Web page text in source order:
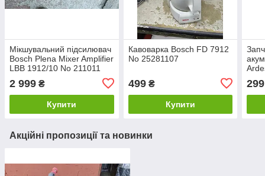
Мікшувальний підсилювач
Bosch Plena Mixer Amplifier
LBB 1912/10 No 211011
2 999 ₴
Купити
Кавоварка Bosch FD 7912
No 25281107
499₴
Купити
299
Акційні пропозиції та новинки